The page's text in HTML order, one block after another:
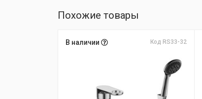
Похожие товары
В наличии Код RS33-32